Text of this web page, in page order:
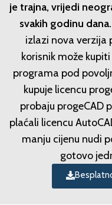
je trajna, vrijedi
svakih godinu dana.
izlazi nova verzija
korisnik može
programa pod
kupuje licencu
probaju progeCAD
plaćali licencu
manju cijenu nudi
gotovo